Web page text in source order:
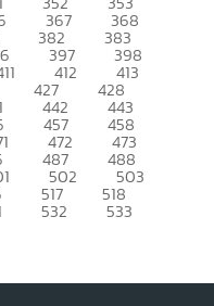
367 368
382 383
397 398
412 413
427 428
442 443
457 458
472 473
487 488
502 503
517 518
532 533